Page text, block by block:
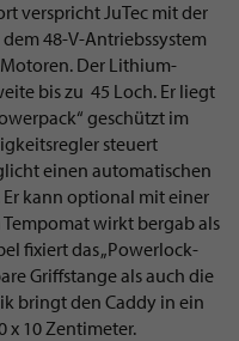
verspricht JuTec mit der
48-V-Antriebssystem
Der Lithium-
bis zu 45 Loch. Er liegt
geschützt im
steuert
einen automatischen
Er kann optional mit einer
wirkt bergab als
fixiert das „Powerlock-
Griffstange als auch die
bringt den Caddy in ein
x 10 Zentimeter.